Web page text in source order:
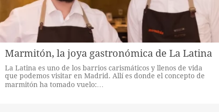
Marmitón, la joya gastronómica de La Latina
La Latina es uno de los barrios carismáticos y llenos de vida
que podemos visitar en Madrid. Allí es donde el concepto de
marmitón ha tomado vuelo:…